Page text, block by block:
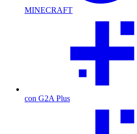
MINECRAFT
con G2A Plus